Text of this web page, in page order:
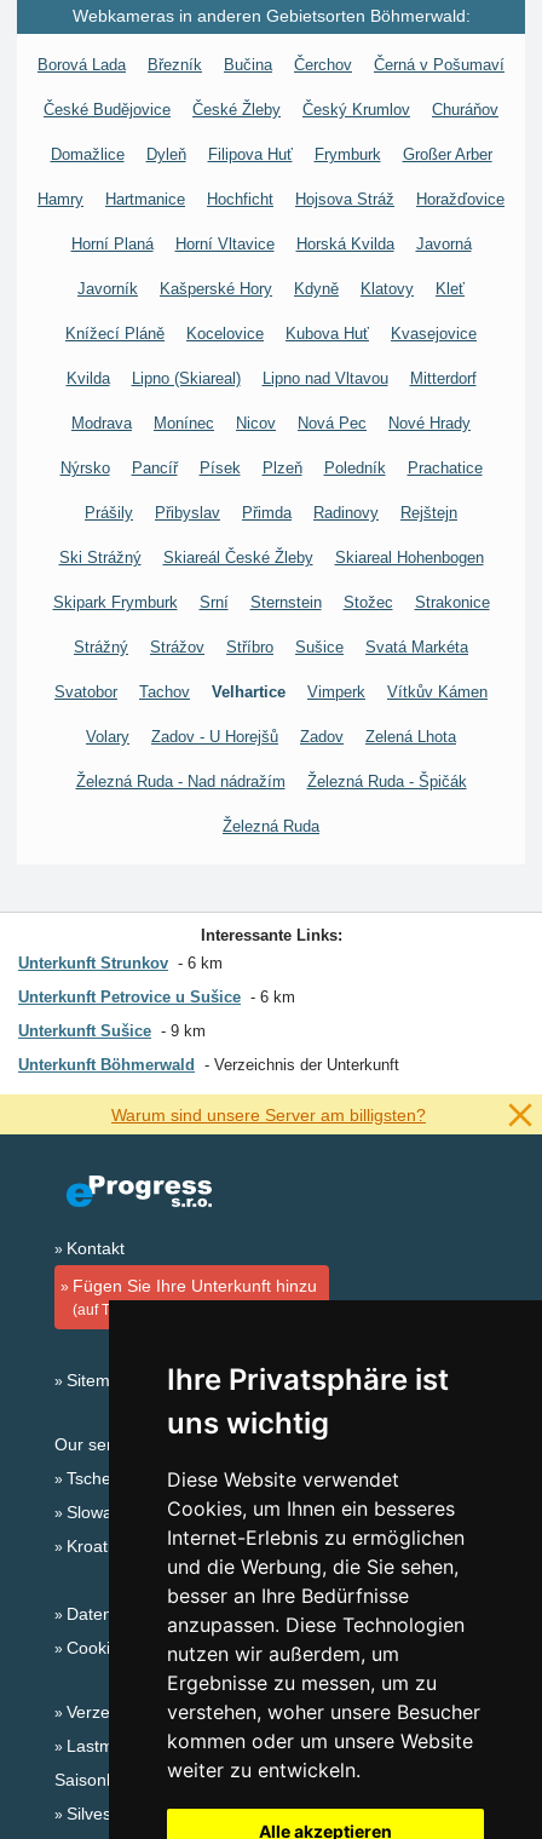
Ihre Privatsphäre ist
uns wichtig
Diese Website verwendet
Cookies, um Ihnen ein besseres
Internet-Erlebnis zu ermöglichen
und die Werbung, die Sie sehen,
besser an Ihre Bedürfnisse
anzupassen. Diese Technologien
nutzen wir außerdem, um
Ergebnisse zu messen, um zu
verstehen, woher unsere Besucher
kommen oder um unsere Website
weiter zu entwickeln.
Alle akzeptieren
Webkameras in anderen Gebietsorten Böhmerwald:
Borová Lada Březník Bučina Čerchov Černá v Pošumaví
České Budějovice České Žleby Český Krumlov Churáňov
Domažlice Dyleň Filipova Huť Frymburk Großer Arber
Hamry Hartmanice Hochficht Hojsova Stráž Horažďovice
Horní Planá Horní Vltavice Horská Kvilda Javorná
Javorník Kašperské Hory Kdyně Klatovy Kleť
Knížecí Pláně Kocelovice Kubova Huť Kvasejovice
Kvilda Lipno (Skiareal) Lipno nad Vltavou Mitterdorf
Modrava Monínec Nicov Nová Pec Nové Hrady
Nýrsko Pancíř Písek Plzeň Poledník Prachatice
Prášily Přibyslav Přimda Radinovy Rejštejn
Ski Strážný Skiareál České Žleby Skiareal Hohenbogen
Skipark Frymburk Srní Sternstein Stožec Strakonice
Strážný Strážov Stříbro Sušice Svatá Markéta
Svatobor Tachov Velhartice Vimperk Vítkův Kámen
Volary Zadov - U Horejšů Zadov Zelená Lhota
Železná Ruda - Nad nádražím Železná Ruda - Špičák
Železná Ruda
Interessante Links:
Unterkunft Strunkov
6 km
Unterkunft Petrovice u Sušice
6 km
Unterkunft Sušice
9 km
Unterkunft Böhmerwald
Verzeichnis der Unterkunft
Warum sind unsere Server am billigsten?
Kontakt
Fügen Sie Ihre Unterkunft hinzu
(auf Tschechisch)
Sitemap
Our servers:
Tschechische Gebirge
Slowakische Gebirge
Kroatien
Datenschutz
Cookies
Verzeichnis der Unterkunft
Lastminute Böhmerwald
Saisonlinks:
Silvester Böhmerwald